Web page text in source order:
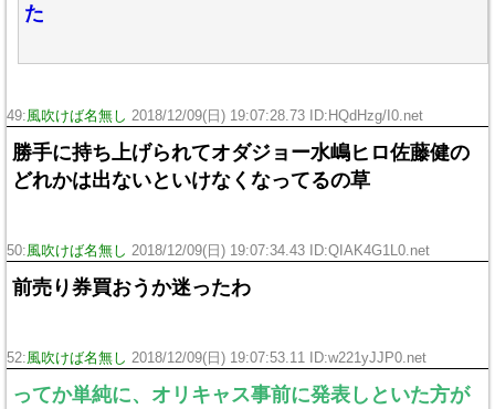
た
49:風吹けば名無し 2018/12/09(日) 19:07:28.73 ID:HQdHzg/I0.net
勝手に持ち上げられてオダジョー水嶋ヒロ佐藤健の
どれかは出ないといけなくなってるの草
50:風吹けば名無し 2018/12/09(日) 19:07:34.43 ID:QIAK4G1L0.net
前売り券買おうか迷ったわ
52:風吹けば名無し 2018/12/09(日) 19:07:53.11 ID:w221yJJP0.net
ってか単純に、オリキャス事前に発表しといた方が